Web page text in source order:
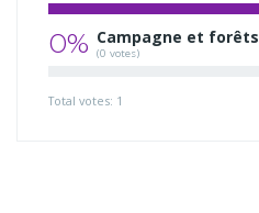
0% Campagne et forêts
(0 votes)
Total votes: 1